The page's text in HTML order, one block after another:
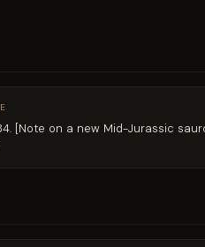
[Note on a new Mid-Jurassic